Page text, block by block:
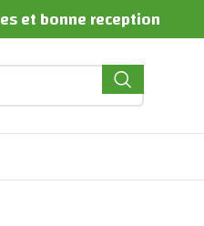
et bonne reception